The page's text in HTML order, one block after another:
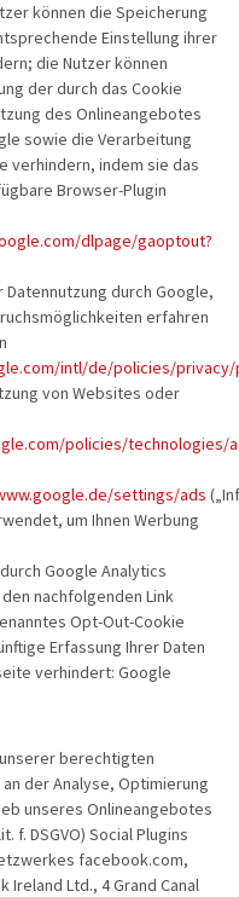
können die Speicherung
Einstellung ihrer
die Nutzer können
der durch das Cookie
des Onlineangebotes
sowie die Verarbeitung
verhindern, indem sie das
Browser-Plugin
dlpage/gaoptout?
durch Google,
erfahren
intl/de/policies/
von Websites oder
policies/technologies/
settings/ads
um Ihnen Werbung
Google Analytics
nachfolgenden Link
Opt-Out-Cookie
Erfassung Ihrer Daten
verhindert: Google
berechtigten
der Analyse, Optimierung
unseres Onlineangebotes
f. DSGVO) Social Plugins
facebook.com,
Ltd., 4 Grand Canal